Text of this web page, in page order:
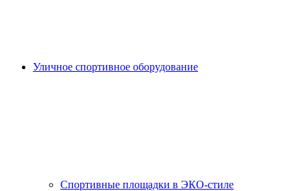
Уличное спортивное оборудование
Спортивные площадки в ЭКО-стиле